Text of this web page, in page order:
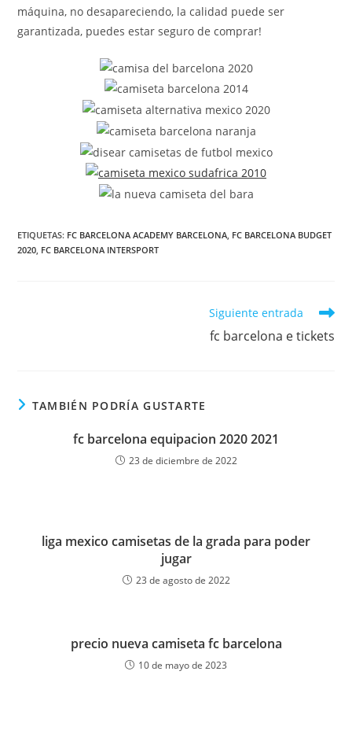
máquina, no desapareciendo, la calidad puede ser
garantizada, puedes estar seguro de comprar!
ETIQUETAS: FC BARCELONA ACADEMY BARCELONA, FC BARCELONA BUDGET
2020, FC BARCELONA INTERSPORT
Siguiente entrada
fc barcelona e tickets
TAMBIÉN PODRÍA GUSTARTE
fc barcelona equipacion 2020 2021
23 de diciembre de 2022
liga mexico camisetas de la grada para poder
jugar
23 de agosto de 2022
precio nueva camiseta fc barcelona
10 de mayo de 2023